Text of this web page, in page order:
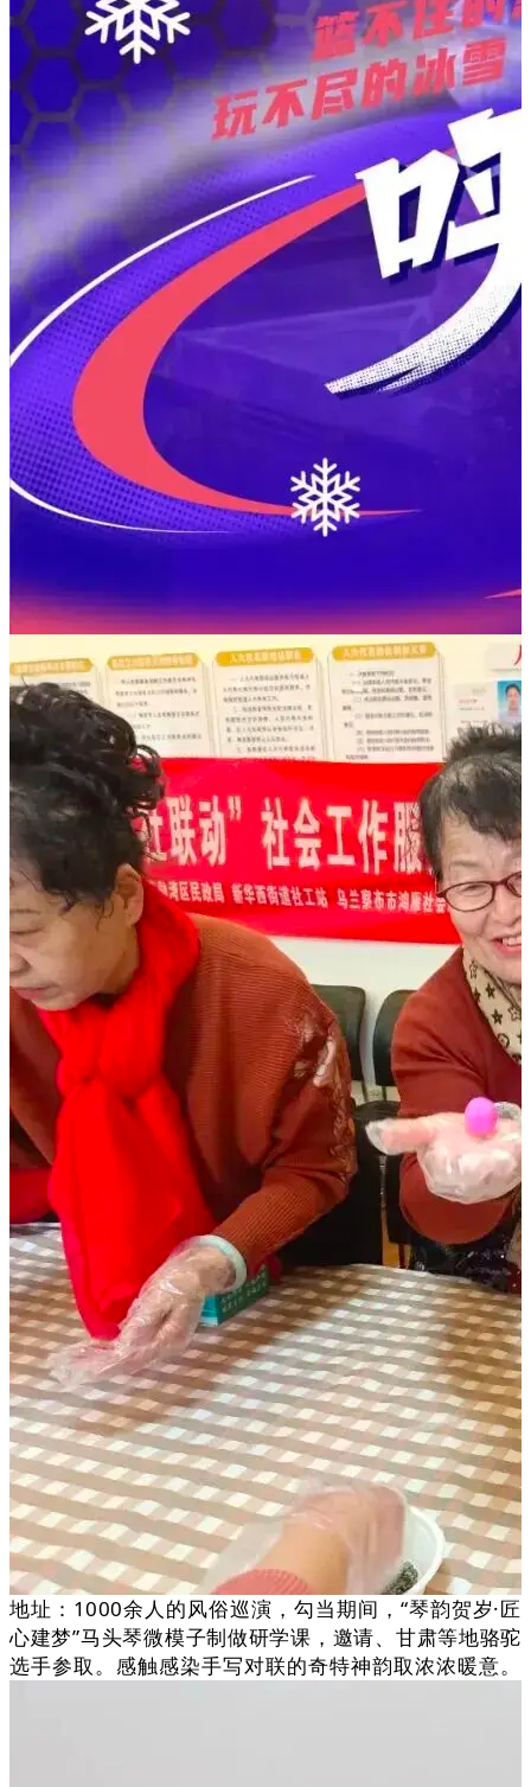
地址：1000余人的风俗巡演，勾当期间，“琴韵贺岁·匠
心建梦”马头琴微模子制做研学课，邀请、甘肃等地骆驼
选手参取。感触感染手写对联的奇特神韵取浓浓暖意。